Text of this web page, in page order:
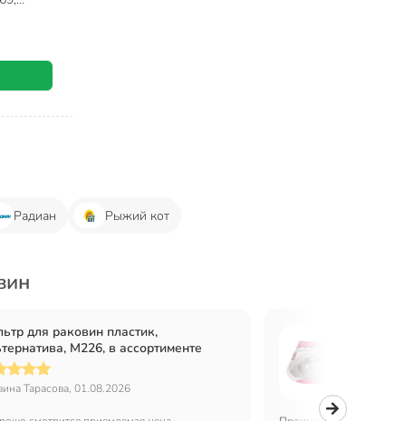
Радиан Рыжий кот
для раковин пластик,
М226, в ассортименте
Тарасова, 01.08.2026